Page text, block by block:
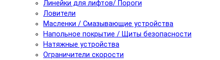
Линейки для лифтов/ Пороги
Ловители
Масленки / Смазывающие устройства
Напольное покрытие / Щиты безопасности
Натяжные устройства
Ограничители скорости